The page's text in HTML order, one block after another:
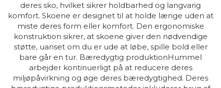
deres sko, hvilket sikrer holdbarhed og langvarig
komfort. Skoene er designet til at holde længe uden at
miste deres form eller komfort. Den ergonomiske
konstruktion sikrer, at skoene giver den nødvendige
støtte, uanset om du er ude at løbe, spille bold eller
bare går en tur. Bæredygtig produktionHummel
arbejder kontinuerligt på at reducere deres
miljøpåvirkning og øge deres bæredygtighed. Deres